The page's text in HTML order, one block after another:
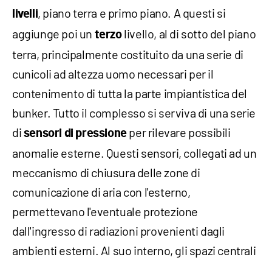
livelli, piano terra e primo piano. A questi si
aggiunge poi un terzolivello, al di sotto del piano
terra, principalmente costituito da una serie di
cunicoli ad altezza uomo necessari per il
contenimento di tutta la parte impiantistica del
bunker. Tutto il complesso si serviva di una serie
di sensori di pressioneper rilevare possibili
anomalie esterne. Questi sensori, collegati ad un
meccanismo di chiusura delle zone di
comunicazione di aria con l'esterno,
permettevano l'eventuale protezione
dall'ingresso di radiazioni provenienti dagli
ambienti esterni. Al suo interno, gli spazi centrali